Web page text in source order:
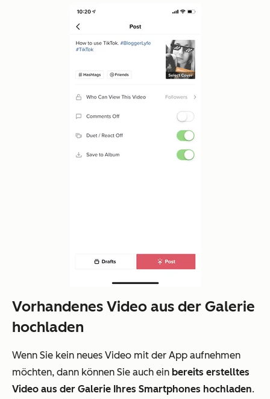
Vorhandenes Video aus der Galerie
hochladen
Wenn Sie kein neues Video mit der App aufnehmen
möchten, dann können Sie auch ein bereits erstelltes
Video aus der Galerie Ihres Smartphones hochladen.